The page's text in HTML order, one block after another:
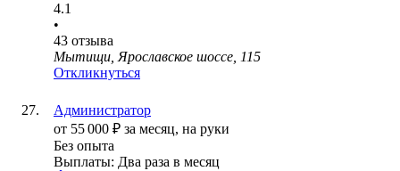
4.1
•
43 отзыва
Мытищи, Ярославское шоссе, 115
Откликнуться
Администратор
от 55 000 ₽ за месяц, на руки
Без опыта
Выплаты: Два раза в месяц